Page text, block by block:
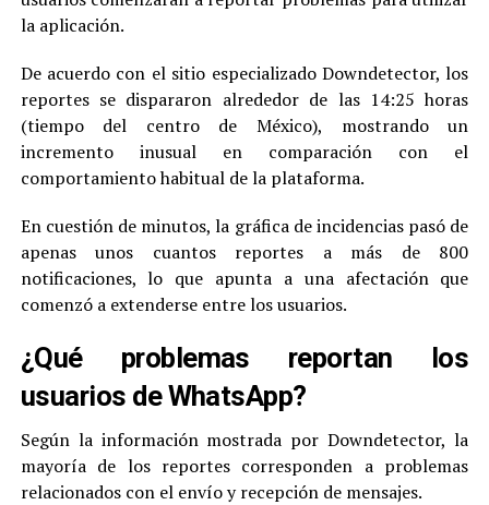
la aplicación.
De acuerdo con el sitio especializado Downdetector, los
reportes se dispararon alrededor de las 14:25 horas
(tiempo del centro de México), mostrando un
incremento inusual en comparación con el
comportamiento habitual de la plataforma.
En cuestión de minutos, la gráfica de incidencias pasó de
apenas unos cuantos reportes a más de 800
notificaciones, lo que apunta a una afectación que
comenzó a extenderse entre los usuarios.
¿Qué problemas reportan los
usuarios de WhatsApp?
Según la información mostrada por Downdetector, la
mayoría de los reportes corresponden a problemas
relacionados con el envío y recepción de mensajes.